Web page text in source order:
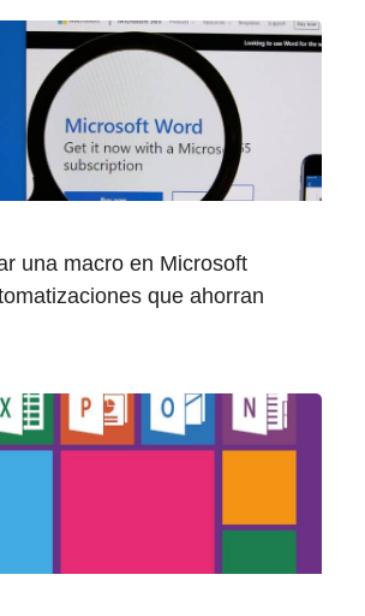
una macro en Microsoft
que ahorran